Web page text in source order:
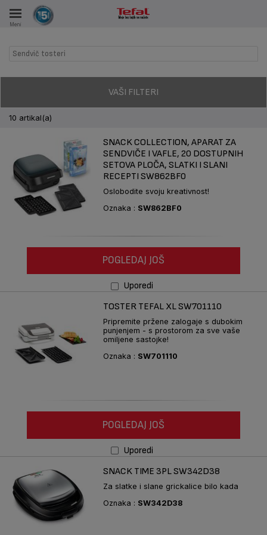
Meni
TOKOM 15 GODINA
Sendvič tosteri
VAŠI FILTERI
10 artikal(a)
SNACK COLLECTION, APARAT ZA
SENDVIČE I VAFLE, 20 DOSTUPNIH
SETOVA PLOČA, SLATKI I SLANI
RECEPTI SW862BF0
Oslobodite svoju kreativnost!
Oznaka : SW862BF0
POGLEDAJ JOŠ
Uporedi
TOSTER TEFAL XL SW701110
Pripremite pržene zalogaje s dubokim
punjenjem - s prostorom za sve vaše
omiljene sastojke!
Oznaka : SW701110
POGLEDAJ JOŠ
Uporedi
SNACK TIME 3PL SW342D38
Za slatke i slane grickalice bilo kada
Oznaka : SW342D38